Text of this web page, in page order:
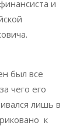
и
был все
чего его
лишь в
к